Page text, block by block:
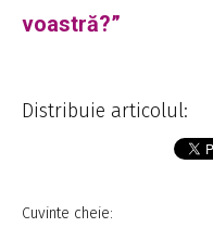
voastră?”
Distribuie articolul:
Cuvinte cheie: